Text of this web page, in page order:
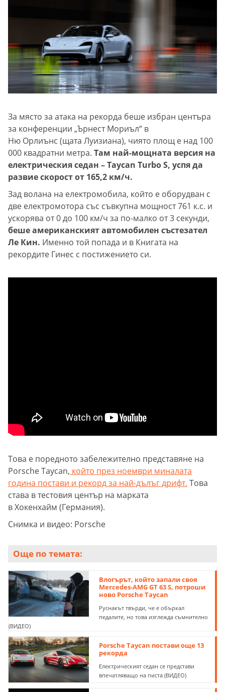
За място за атака на рекорда беше избран центъра
за конференции „Ърнест Мориъл“ в
Ню Орлиънс (щата Луизиана), чиято площ е над 100
000 квадратни метра. Там най-мощната версия на
електрическия седан – Taycan Turbo S, успя да
развие скорост от 165,2 км/ч.
Зад волана на електромобила, който е оборудван с
две електромотора със съвкупна мощност 761 к.с. и
ускорява от 0 до 100 км/ч за по-малко от 3 секунди,
беше американският автомобилен състезател
Ле Кин. Именно той попада и в Книгата на
рекордите Гинес с постижението си.
Това е поредното забележително представяне на
Porsche Taycan, който през ноември миналата
година постави и рекорд за най-дълъг дрифт. Това
става в тестовия център на марката
в Хокенхайм (Германия).
Снимка и видео: Porsche
Още по темата:
Влогърът, който запали своя
Mercedes-AMG GT 63 S, потроши
ново Porsche Taycan
Руснакът твърди, че е объркал
педалите, но това изглежда съмнително
(ВИДЕО)
Porsche Taycan постави още 13
рекорда
Електрическият седан се представи
впечатляващо на писта (ВИДЕО)